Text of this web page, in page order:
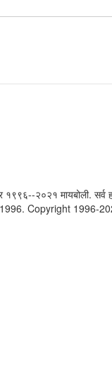
२०२१ मायबोली. सर्व
Copyright 1996-